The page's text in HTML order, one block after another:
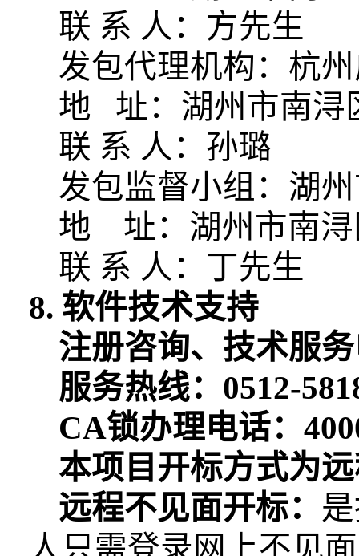
联 系 人：方先生
发包代理机构：杭
地 址：湖州市南浔
联 系 人：孙璐
发包监督小组：湖
地 址：湖州市南浔
联 系 人：丁先生
8. 软件技术支持
注册咨询、技术服
服务热线： 0512-
CA锁办理电话：
本项目开标方式为
远程不见面开标：
人只需登录网上不见